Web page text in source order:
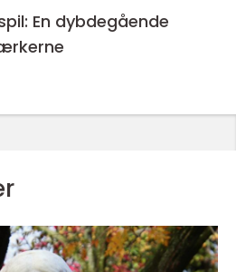
En dybdegående